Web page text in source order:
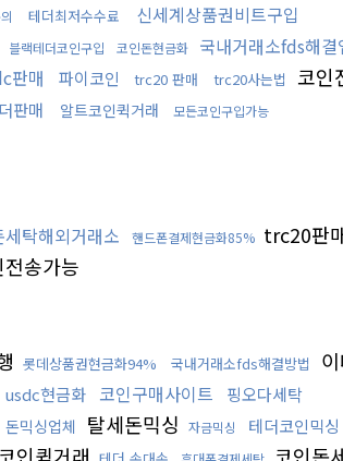
테더최저수수료 신세계상품권비트구입
블랙테더코인구입 코인돈현금화 국내거래소fds해결
판매 파이코인 trc20 판매 trc20사는법 코인
판매 알트코인퀵거래
모든코인구입가능
세탁해외거래소 핸드폰결제현금화85% trc20판
송가능
롯데상품권현금화94% 국내거래소fds해결방법
usdc현금화 코인구매사이트 핑오다세탁
돈믹싱업체 탈세돈믹싱 자금믹싱 테더코인믹싱